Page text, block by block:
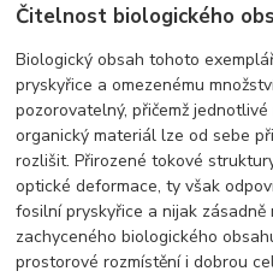
Čitelnost biologického
Biologický obsah tohoto
pryskyřice a omezenému
pozorovatelný, přičemž
organický materiál lze od sebe
rozlišit. Přirozené tokové
optické deformace, ty však
fosilní pryskyřice a nijak zásadně
zachyceného biologického
prostorové rozmístění i dobrou